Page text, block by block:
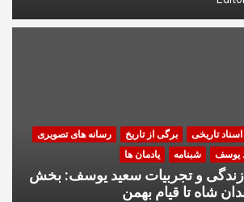
اسناد تاریخی برگی از تاریخ
رسانه های تصویری
یوسف شبنامه یادمان ها
زندگی و تجربیات سعید یوسف: بخش
شاه تا قیام بهمن